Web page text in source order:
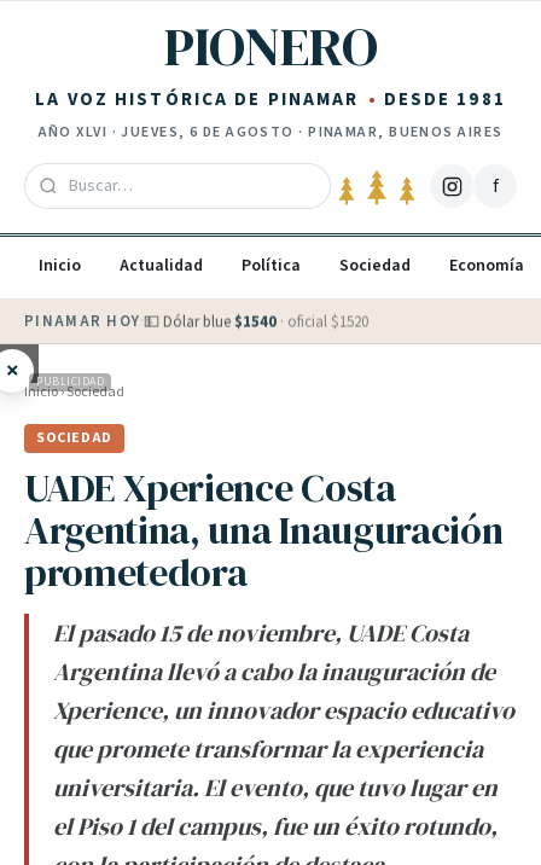
PIONERO
LA VOZ HISTÓRICA DE PINAMAR DESDE 1981
AÑOXLVI ·JUEVES, 6 DE AGOSTO · PINAMAR, BUENOS AIRES
f
Inicio Actualidad Política Sociedad Economía
PINAMAR HOY·💵 Dólar blue $1540 · oficial $1520
× PUBLICIDAD
Inicio›Sociedad
SOCIEDAD
UADE Xperience Costa
Argentina, una Inauguración
prometedora
El pasado 15 de noviembre, UADE Costa
Argentina llevó a cabo la inauguración de
Xperience, un innovador espacio educativo
que promete transformar la experiencia
universitaria. El evento, que tuvo lugar en
el Piso 1 del campus, fue un éxito rotundo,